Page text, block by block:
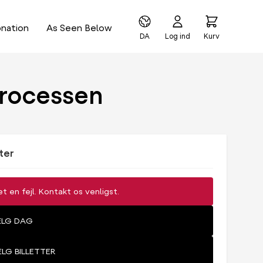
As Seen Below
DA Log ind Kurv
en fejl. Kontakt os venligst.
DAG
BILLETTER